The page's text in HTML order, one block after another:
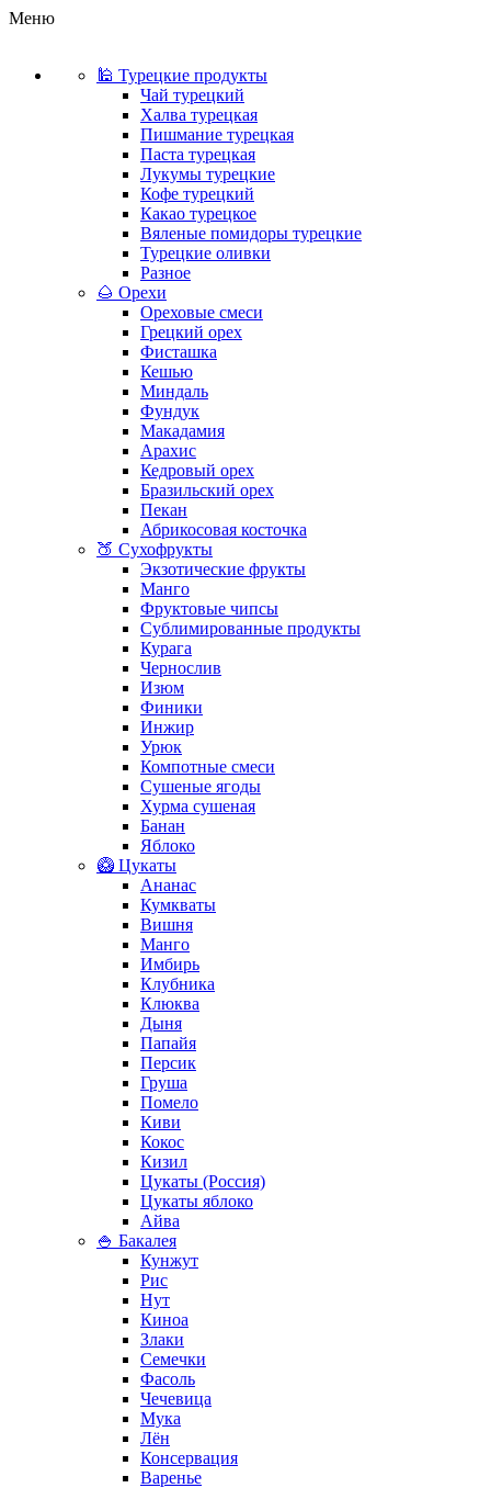
Меню
🕌 Турецкие продукты
Чай турецкий
Халва турецкая
Пишмание турецкая
Паста турецкая
Лукумы турецкие
Кофе турецкий
Какао турецкое
Вяленые помидоры турецкие
Турецкие оливки
Разное
🌰 Орехи
Ореховые смеси
Грецкий орех
Фисташка
Кешью
Миндаль
Фундук
Макадамия
Арахис
Кедровый орех
Бразильский орех
Пекан
Абрикосовая косточка
🍑 Сухофрукты
Экзотические фрукты
Манго
Фруктовые чипсы
Сублимированные продукты
Курага
Чернослив
Изюм
Финики
Инжир
Урюк
Компотные смеси
Сушеные ягоды
Хурма сушеная
Банан
Яблоко
🥝 Цукаты
Ананас
Кумкваты
Вишня
Манго
Имбирь
Клубника
Клюква
Дыня
Папайя
Персик
Груша
Помело
Киви
Кокос
Кизил
Цукаты (Россия)
Цукаты яблоко
Айва
🍚 Бакалея
Кунжут
Рис
Нут
Киноа
Злаки
Семечки
Фасоль
Чечевица
Мука
Лён
Консервация
Варенье